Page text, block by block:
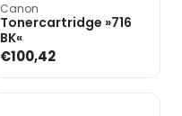
Canon
Tonercartridge »716
BK«
€100,42